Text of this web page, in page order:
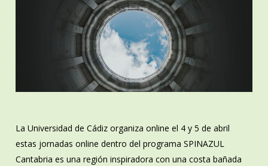
La Universidad de Cádiz organiza online el 4 y 5 de abril
estas jornadas online dentro del programa SPINAZUL
Cantabria es una región inspiradora con una costa bañada